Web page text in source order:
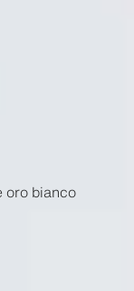
oro bianco